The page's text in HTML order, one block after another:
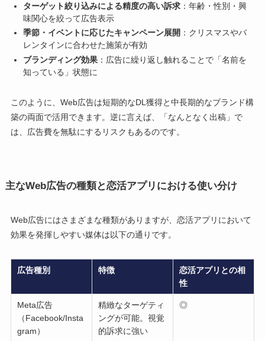
ターゲット絞り込みによる精度の高い訴求：年齢・性別・興
味関心を絞って広告表示
季節・イベントに応じたキャンペーン展開 ：クリスマスやバ
レンタインに合わせた施策が有効
ブランディング効果：広告に繰り返し触れることで「名前を
知っている」状態に
このように、Web広告は短期的なDL獲得と中長期的なブランド構
築の両面で活用できます。逆に言えば、「なんとなく出稿」で
は、広告費を無駄にするリスクもあるのです。
主なWeb広告の種類と恋活アプリにおける使い分け
Web広告にはさまざまな種類がありますが、恋活アプリにおいて
効果を発揮しやすい媒体は以下の通りです。
広告種別 特徴
恋活アプリとの相
性
Meta広告
（Facebook/Insta
gram）
精緻なターゲティ
ングが可能。視覚
的訴求に強い
◎